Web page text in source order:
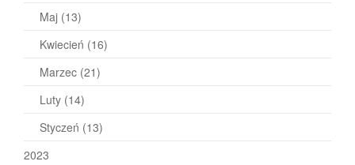
Maj (13)
Kwiecień (16)
Marzec (21)
Luty (14)
Styczeń (13)
2023